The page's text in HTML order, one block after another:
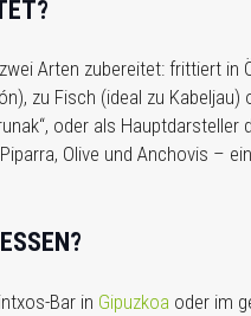
Arten zubereitet: frittiert in
zu Fisch (ideal zu
oder als
Olive und Anchovis –
Bar in Gipuzkoa oder im